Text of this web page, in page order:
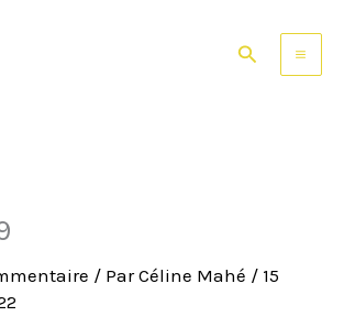
Rechercher
/ ParCéline Mahé / 15